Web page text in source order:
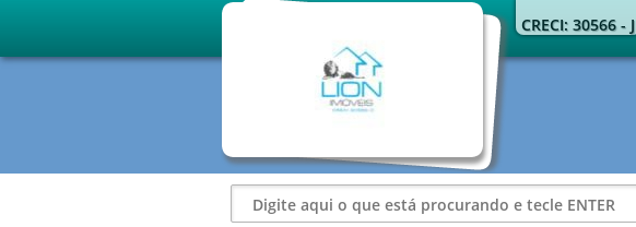
CRECI: 30566 - J